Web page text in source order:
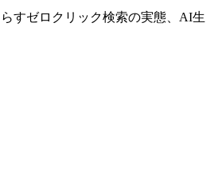
すゼロクリック検索の実態、AI生